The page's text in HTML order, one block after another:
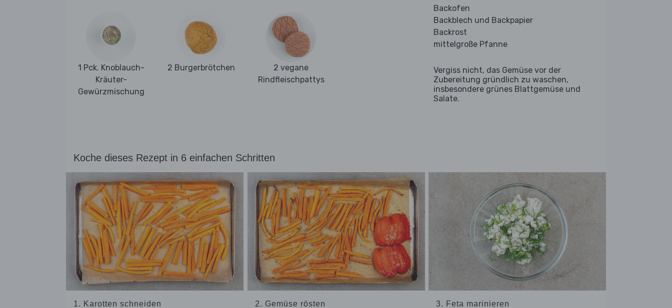
1 Pck. Knoblauch-
Kräuter-
Gewürzmischung
2 Burgerbrötchen
2 vegane
Rindfleischpattys
Backofen
Backblech und Backpapier
Backrost
mittelgroße Pfanne
Vergiss nicht, das Gemüse vor der
Zubereitung gründlich zu waschen,
insbesondere grünes Blattgemüse und
Salate.
Koche dieses Rezept in 6 einfachen Schritten
1. Karotten schneiden 2. Gemüse rösten 3. Feta marinieren